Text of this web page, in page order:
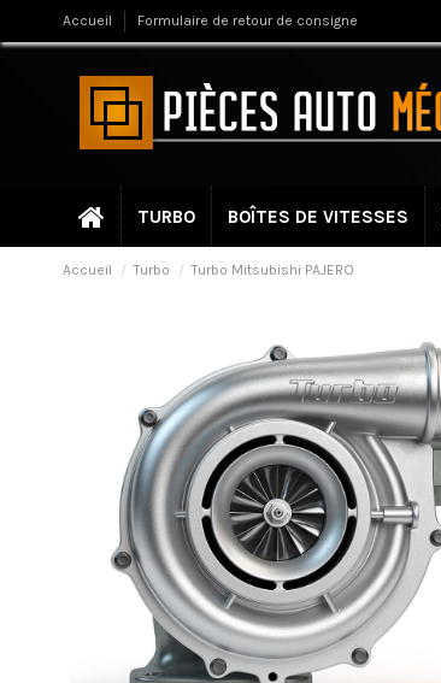
Accueil Formulaire de retour de consigne
TURBO BOÎTES DE VITESSES
Accueil Turbo Turbo Mitsubishi PAJERO